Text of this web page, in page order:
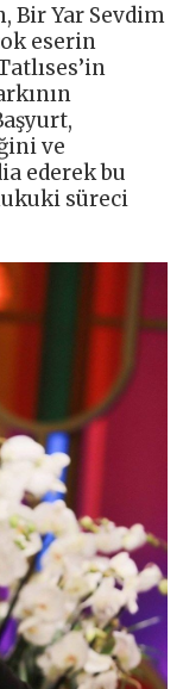
Bir Yar Sevdim
eserin
ve
ederek bu
süreci